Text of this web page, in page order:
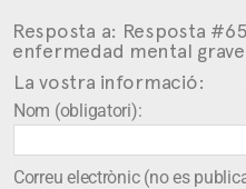
Resposta a: Resposta
enfermedad mental
La vostra informació:
Nom (obligatori):
Correu electrònic (no es